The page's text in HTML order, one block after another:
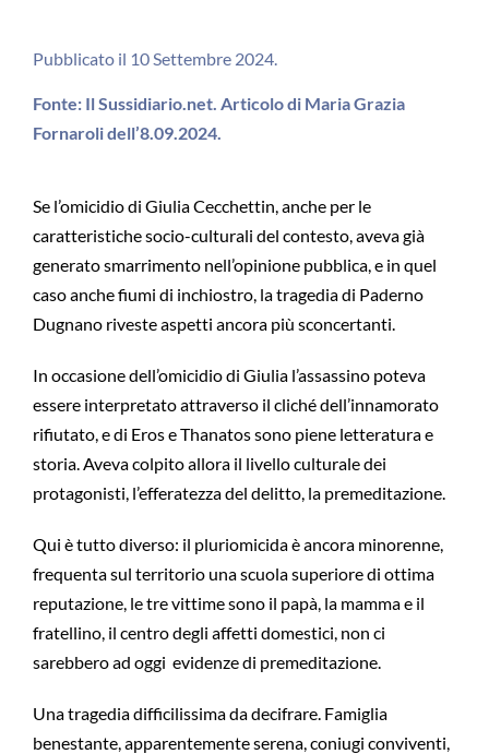
Pubblicato il 10 Settembre 2024.
Fonte: Il Sussidiario.net. Articolo di Maria Grazia
Fornaroli dell’8.09.2024.
Se l’omicidio di Giulia Cecchettin, anche per le
caratteristiche socio-culturali del contesto, aveva già
generato smarrimento nell’opinione pubblica, e in quel
caso anche fiumi di inchiostro, la tragedia di Paderno
Dugnano riveste aspetti ancora più sconcertanti.
In occasione dell’omicidio di Giulia l’assassino poteva
essere interpretato attraverso il cliché dell’innamorato
rifiutato, e di Eros e Thanatos sono piene letteratura e
storia. Aveva colpito allora il livello culturale dei
protagonisti, l’efferatezza del delitto, la premeditazione.
Qui è tutto diverso: il pluriomicida è ancora minorenne,
frequenta sul territorio una scuola superiore di ottima
reputazione, le tre vittime sono il papà, la mamma e il
fratellino, il centro degli affetti domestici, non ci
sarebbero ad oggi evidenze di premeditazione.
Una tragedia difficilissima da decifrare. Famiglia
benestante, apparentemente serena, coniugi conviventi,